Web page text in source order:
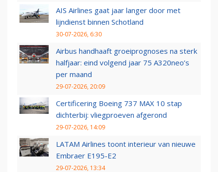
AIS Airlines gaat jaar langer door met
lijndienst binnen Schotland
30-07-2026, 6:30
Airbus handhaaft groeiprognoses na sterk
halfjaar: eind volgend jaar 75 A320neo’s
per maand
29-07-2026, 20:09
Certificering Boeing 737 MAX 10 stap
dichterbij: vliegproeven afgerond
29-07-2026, 14:09
LATAM Airlines toont interieur van nieuwe
Embraer E195-E2
29-07-2026, 13:34